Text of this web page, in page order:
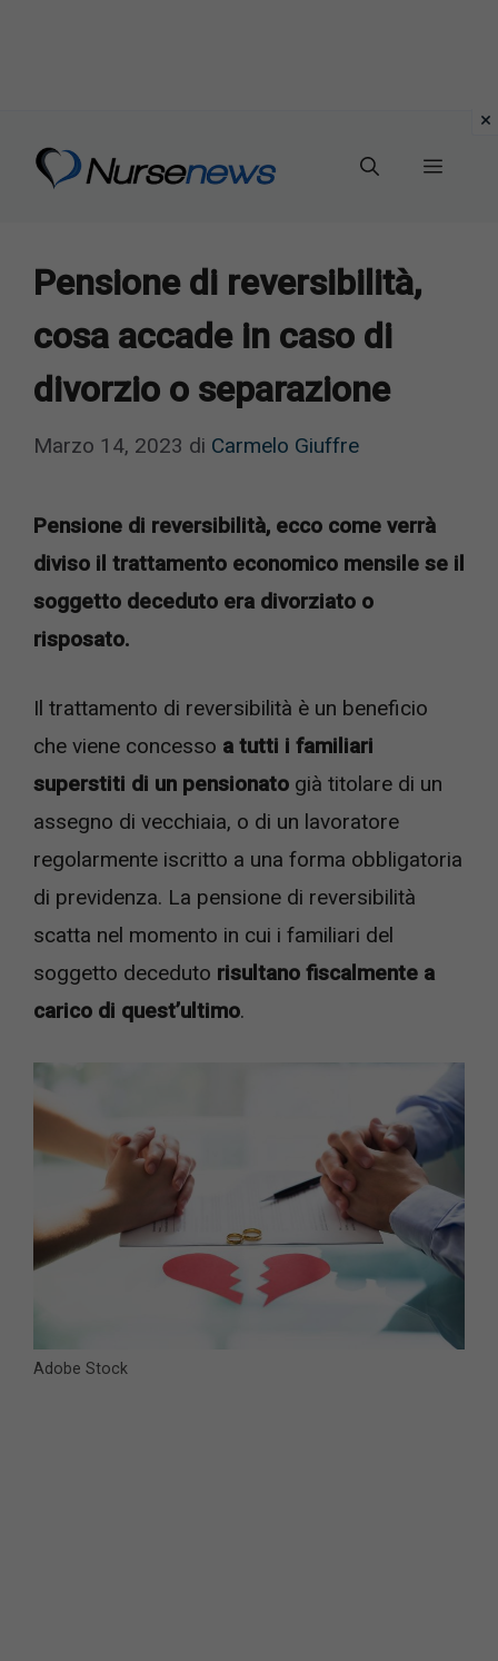
Menu
Pensione di reversibilità,
cosa accade in caso di
divorzio o separazione
Marzo 14, 2023 di Carmelo Giuffre
Pensione di reversibilità, ecco come verrà
diviso il trattamento economico mensile se il
soggetto deceduto era divorziato o
risposato.
Il trattamento di reversibilità è un beneficio
che viene concesso a tutti i familiari
superstiti di un pensionato già titolare di un
assegno di vecchiaia, o di un lavoratore
regolarmente iscritto a una forma obbligatoria
di previdenza. La pensione di reversibilità
scatta nel momento in cui i familiari del
soggetto deceduto risultano fiscalmente a
carico di quest’ultimo.
Adobe Stock